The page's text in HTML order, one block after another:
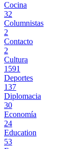
Cocina
32
Columnistas
2
Contacto
2
Cultura
1591
Deportes
137
Diplomacia
30
Economía
24
Education
53